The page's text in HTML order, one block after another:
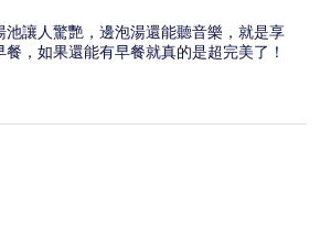
讓人驚艷，邊泡湯還能聽音樂，就是享
，如果還能有早餐就真的是超完美了！